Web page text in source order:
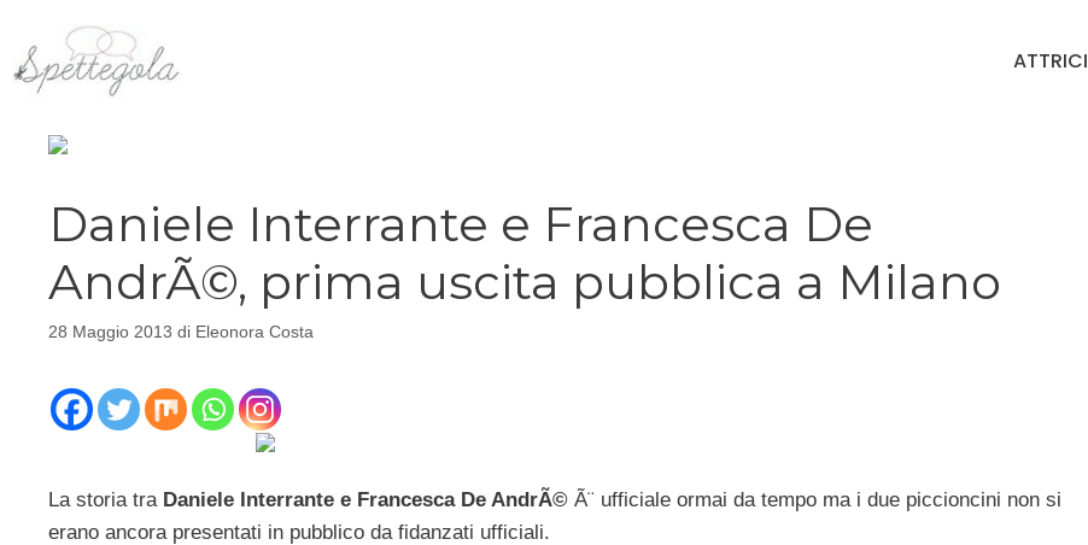
contenuto
ATTRICI
Daniele Interrante e Francesca De
AndrÃ©, prima uscita pubblica a Milano
28 Maggio 2013 di Eleonora Costa
La storia tra Daniele Interrante e Francesca De AndrÃ© Ã¨ ufficiale ormai da tempo ma i due piccioncini non si
erano ancora presentati in pubblico da fidanzati ufficiali.